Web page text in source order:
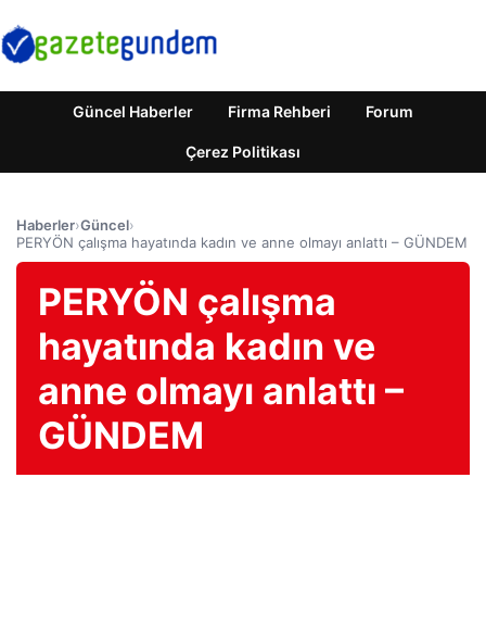
Güncel Haberler Firma Rehberi Forum
Çerez Politikası
Haberler›Güncel›
PERYÖN çalışma hayatında kadın ve anne olmayı anlattı – GÜNDEM
PERYÖN çalışma
hayatında kadın ve
anne olmayı anlattı –
GÜNDEM